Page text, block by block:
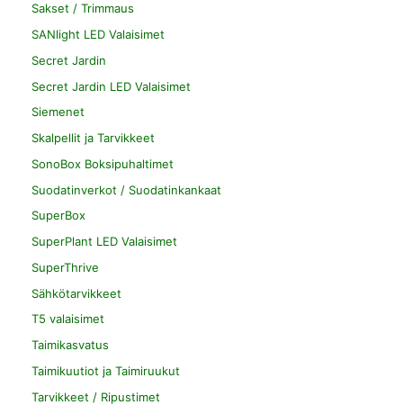
Sakset / Trimmaus
SANlight LED Valaisimet
Secret Jardin
Secret Jardin LED Valaisimet
Siemenet
Skalpellit ja Tarvikkeet
SonoBox Boksipuhaltimet
Suodatinverkot / Suodatinkankaat
SuperBox
SuperPlant LED Valaisimet
SuperThrive
Sähkötarvikkeet
T5 valaisimet
Taimikasvatus
Taimikuutiot ja Taimiruukut
Tarvikkeet / Ripustimet